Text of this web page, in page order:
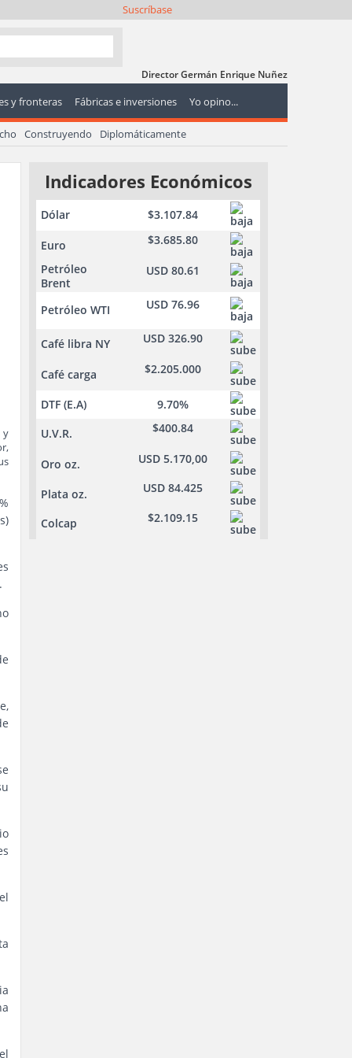
Suscríbase
Director Germán Enrique Nuñez
y fronteras Fábricas e inversiones Yo opino...
Construyendo Diplomáticamente
y
Indicadores Económicos
Dólar $3.107.84
Euro
$3.685.80
Petróleo
Brent
USD 80.61
Petróleo WTI USD 76.96
Café libra NY USD 326.90
Café carga $2.205.000
DTF (E.A)
9.70%
U.V.R.
$400.84
Oro oz. USD 5.170,00
Plata oz. USD 84.425
Colcap $2.109.15